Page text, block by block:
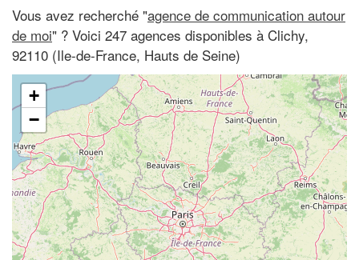
Vous avez recherché "agence de communication autour
de moi" ? Voici 247 agences disponibles à Clichy,
92110 (Ile-de-France, Hauts de Seine)
+
−